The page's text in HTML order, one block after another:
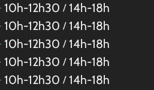
10h-12h30 / 14h-18h
10h-12h30 / 14h-18h
10h-12h30 / 14h-18h
10h-12h30 / 14h-18h
10h-12h30 / 14h-18h